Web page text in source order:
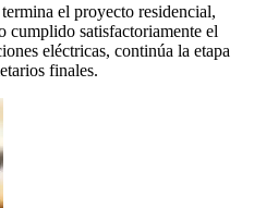
el proyecto residencial,
cumplido satisfactoriamente el
eléctricas, continúa la etapa
finales.